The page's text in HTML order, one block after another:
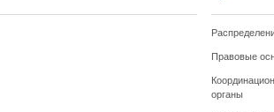
Правовые
органы